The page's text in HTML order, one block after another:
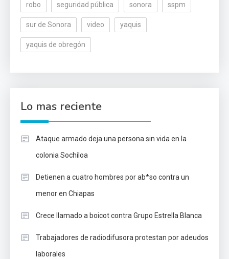
robo seguridad pública sonora sspm
sur de Sonora video yaquis
yaquis de obregón
Lo mas reciente
Ataque armado deja una persona sin vida en la
colonia Sochiloa
Detienen a cuatro hombres por ab*so contra un
menor en Chiapas
Crece llamado a boicot contra Grupo Estrella Blanca
Trabajadores de radiodifusora protestan por adeudos
laborales